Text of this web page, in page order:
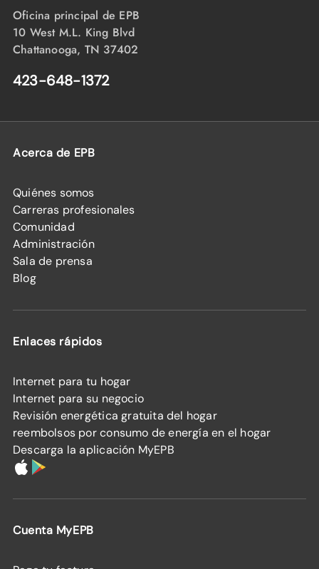
Oficina principal de EPB
10 West M.L. King Blvd
Chattanooga, TN 37402
423-648-1372
Acerca de EPB
Quiénes somos
Carreras profesionales
Comunidad
Administración
Sala de prensa
Blog
Enlaces rápidos
Internet para tu hogar
Internet para su negocio
Revisión energética gratuita del hogar
reembolsos por consumo de energía en el hogar
Descarga la aplicación MyEPB
Cuenta MyEPB